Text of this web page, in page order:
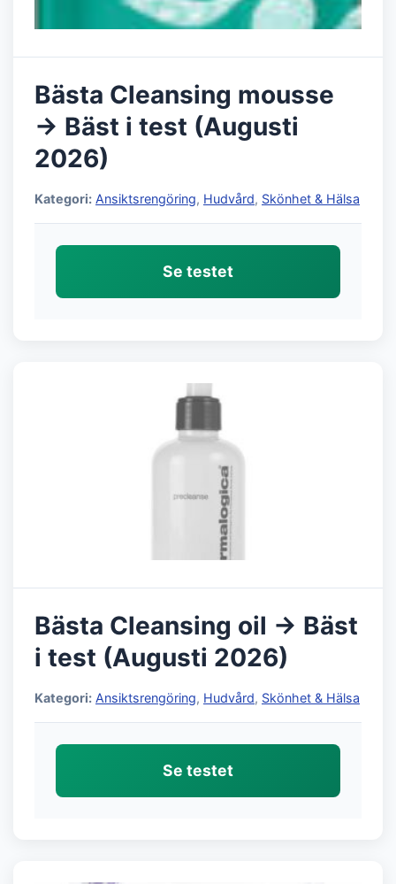
Bästa Cleansing mousse
→ Bäst i test (Augusti
2026)
Kategori: Ansiktsrengöring, Hudvård, Skönhet & Hälsa
Se testet
Bästa Cleansing oil → Bäst
i test (Augusti 2026)
Kategori: Ansiktsrengöring, Hudvård, Skönhet & Hälsa
Se testet